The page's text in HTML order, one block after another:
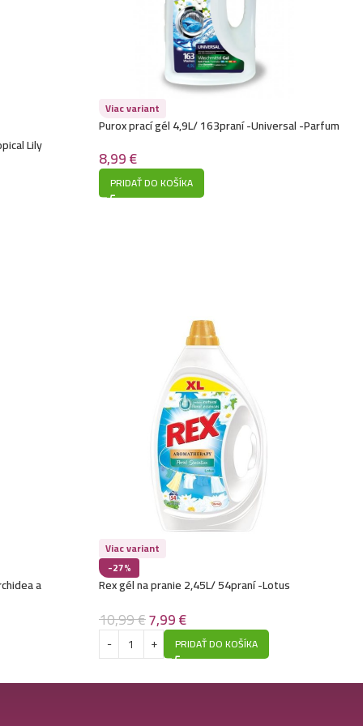
Lily
Viac variant
Purox prací gél 4,9L/ 163praní -Universal -Parfum
8,99€
PRIDAŤ DO KOŠÍKA
a
-27%
Viac variant
Rex gél na pranie 2,45L/ 54praní -Lotus
10,99€7,99€
PRIDAŤ DO KOŠÍKA